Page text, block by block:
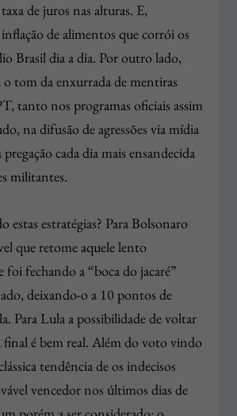
de juros nas alturas. E,
de alimentos que corrói os
Brasil dia a dia. Por outro lado,
o tom da enxurrada de mentiras
tanto nos programas oficiais assim
na difusão de agressões via mídia
cada dia mais ensandecida
militantes.
estas estratégias? Para Bolsonaro
que retome aquele lento
foi fechando a “boca do jacaré”
deixando-o a 10 pontos de
Para Lula a possibilidade de voltar
final é bem real. Além do voto vindo
tendência de os indecisos
vencedor nos últimos dias de